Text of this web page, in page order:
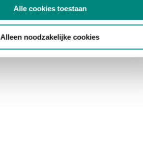
Alle cookies toestaan
Alleen noodzakelijke cookies